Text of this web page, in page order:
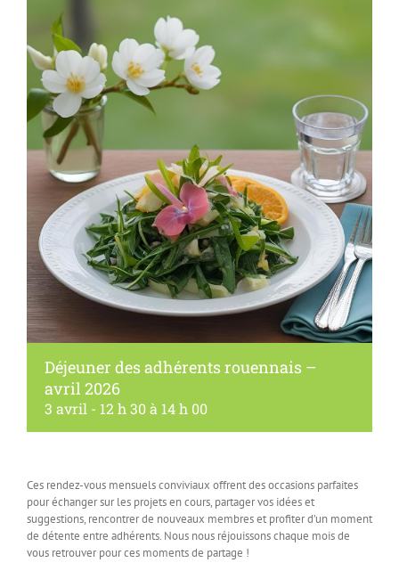
Déjeuner des adhérents rouennais –
avril 2026
3 avril - 12 h 30à 14 h 00
Ces rendez-vous mensuels conviviaux offrent des occasions parfaites
pour échanger sur les projets en cours, partager vos idées et
suggestions, rencontrer de nouveaux membres et profiter d’un moment
de détente entre adhérents. Nous nous réjouissons chaque mois de
vous retrouver pour ces moments de partage !